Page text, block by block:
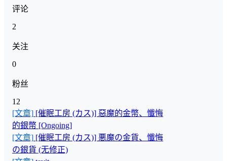
评论
2
关注
0
粉丝
12
[文章] [催眠工房 (カス)] 惡魔的金幣、懺悔
的銀幣 [Ongoing]
[文章] [催眠工房 (カス)] 悪魔の金貨、懺悔
の銀貨 (无修正)